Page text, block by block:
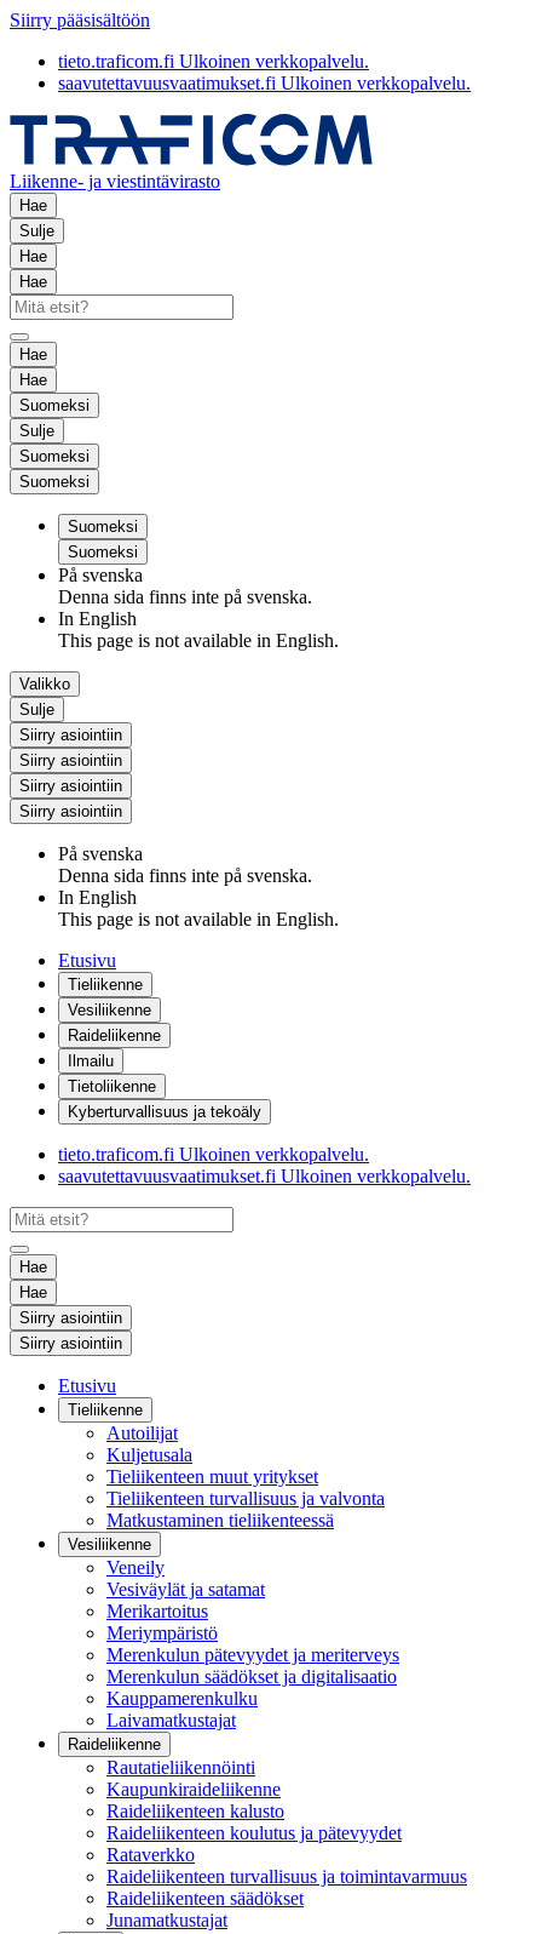
Siirry pääsisältöön
tieto.traficom.fi Ulkoinen verkkopalvelu.
saavutettavuusvaatimukset.fi Ulkoinen verkkopalvelu.
Liikenne- ja viestintävirasto
Hae
Sulje
Hae
Hae
Hae
Hae
Suomeksi
Sulje
Suomeksi
Suomeksi
Suomeksi
Suomeksi
På svenska
Denna sida finns inte på svenska.
In English
This page is not available in English.
Valikko
Sulje
Siirry asiointiin
Siirry asiointiin
Siirry asiointiin
Siirry asiointiin
På svenska
Denna sida finns inte på svenska.
In English
This page is not available in English.
Etusivu
Tieliikenne
Vesiliikenne
Raideliikenne
Ilmailu
Tietoliikenne
Kyberturvallisuus ja tekoäly
tieto.traficom.fi Ulkoinen verkkopalvelu.
saavutettavuusvaatimukset.fi Ulkoinen verkkopalvelu.
Hae
Hae
Siirry asiointiin
Siirry asiointiin
Etusivu
Tieliikenne
Autoilijat
Kuljetusala
Tieliikenteen muut yritykset
Tieliikenteen turvallisuus ja valvonta
Matkustaminen tieliikenteessä
Vesiliikenne
Veneily
Vesiväylät ja satamat
Merikartoitus
Meriympäristö
Merenkulun pätevyydet ja meriterveys
Merenkulun säädökset ja digitalisaatio
Kauppamerenkulku
Laivamatkustajat
Raideliikenne
Rautatieliikennöinti
Kaupunkiraideliikenne
Raideliikenteen kalusto
Raideliikenteen koulutus ja pätevyydet
Rataverkko
Raideliikenteen turvallisuus ja toimintavarmuus
Raideliikenteen säädökset
Junamatkustajat